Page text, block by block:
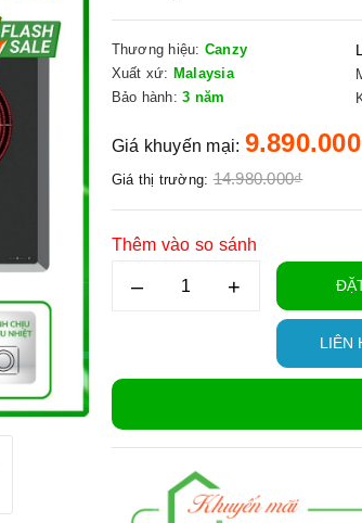
Thương hiệu: Canzy
Xuất xứ: Malaysia
Bảo hành: 3 năm
Giá khuyến mại:
Giá thị trường: 14.980.000₫
Thêm vào so sánh
– +
LIÊN